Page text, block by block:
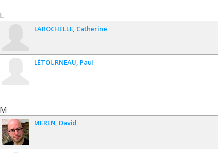
L
LAROCHELLE Catherine
LÉTOURNEAU Paul
M
MEREN David